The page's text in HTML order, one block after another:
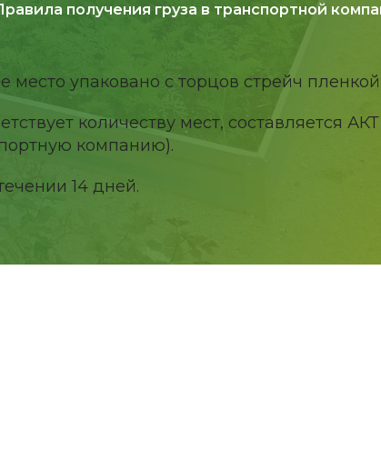
получения груза в транспортной
упаковано с торцов стрейч
количеству мест, составляется
компанию).
14 дней.